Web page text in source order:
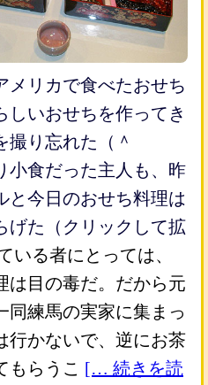
メリカで食べたおせち
しいおせちを作ってき
撮り忘れた（＾
小食だった主人も、昨
と今日のおせち料理は
げた（クリックして拡
いる者にとっては、
は目の毒だ。だから元
同練馬の実家に集まっ
行かないで、逆にお茶
もらうこ [… 続きを読